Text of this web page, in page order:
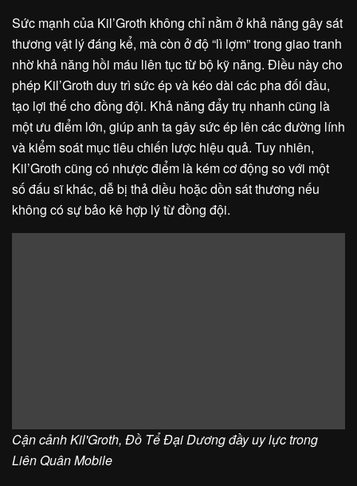
Sức mạnh của Kil’Groth không chỉ nằm ở khả năng gây sát
thương vật lý đáng kể, mà còn ở độ “lì lợm” trong giao tranh
nhờ khả năng hồi máu liên tục từ bộ kỹ năng. Điều này cho
phép Kil’Groth duy trì sức ép và kéo dài các pha đối đầu,
tạo lợi thế cho đồng đội. Khả năng đẩy trụ nhanh cũng là
một ưu điểm lớn, giúp anh ta gây sức ép lên các đường lính
và kiểm soát mục tiêu chiến lược hiệu quả. Tuy nhiên,
Kil’Groth cũng có nhược điểm là kém cơ động so với một
số đấu sĩ khác, dễ bị thả diều hoặc dồn sát thương nếu
không có sự bảo kê hợp lý từ đồng đội.
Cận cảnh Kil'Groth, Đồ Tể Đại Dương đầy uy lực trong
Liên Quân Mobile